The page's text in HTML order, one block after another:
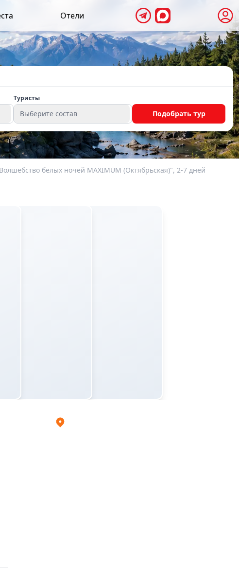
Отели
Туристы
Выберите состав Подобрать тур
белых ночей MAXIMUM (Октябрьская)", 2-7 дней